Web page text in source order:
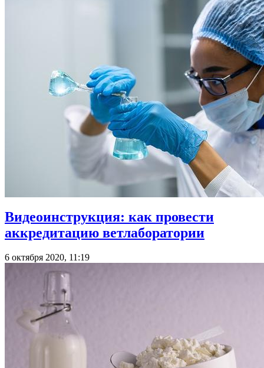
Видеоинструкция: как провести
аккредитацию ветлаборатории
6 октября 2020, 11:19